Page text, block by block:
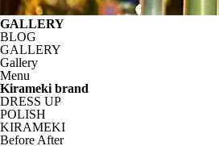
GALLERY
BLOG
GALLERY
Gallery
Menu
Kirameki brand
DRESS UP
POLISH
KIRAMEKI
Before After